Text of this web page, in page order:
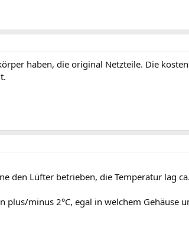
haben, die original Netzteile. Die
den Lüfter betrieben, die Temperatur lag
minus 2°C, egal in welchem Gehäuse